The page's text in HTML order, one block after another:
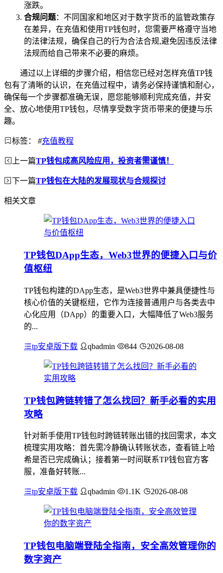
涨跌。
合规问题：不同国家和地区对于数字货币的监管政策存
在差异，在充值和使用TP钱包时，您需要严格遵守当地
的法律法规，确保自己的行为合法合规,避免因违反法律
法规而给自己带来不必要的麻烦。
通过以上详细的步骤介绍，相信您已经对怎样充值TP钱
包有了清晰的认识，在充值过程中，请务必保持谨慎和耐心，
确保每一个步骤都准确无误，愿您能够顺利完成充值，并安
全、放心地使用TP钱包，尽情享受数字货币带来的便捷与乐
趣。
标签： #充值教程
上一篇TP钱包成高风险应用，投资者需谨慎！
下一篇TP钱包在大陆的发展现状与合规探讨
相关文章
TP钱包DApp生态，Web3世界的便捷入口与价
值枢纽
TP钱包构建的DApp生态，是Web3世界中兼具便捷性与
核心价值的关键枢纽，它作为连接普通用户与各类去中
心化应用（DApp）的重要入口，大幅降低了Web3服务
的...
tp安卓版下载 qbadmin 844 2026-08-08
TP钱包跨链转错了怎么找回？新手必看的实用
攻略
针对新手使用TP钱包时跨链转账出错的找回需求，本文
梳理实用攻略：首先需冷静确认转账状态，查看链上哈
希是否已完成确认；接着第一时间联系TP钱包官方客
服，准备好转账...
tp安卓版下载 qbadmin 1.1K 2026-08-08
TP钱包电脑端登陆全指南，安全高效管理你的
数字资产